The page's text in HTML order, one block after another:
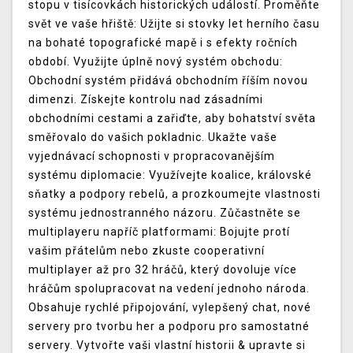
stopu v tisícovkách historických událostí. Proměňte
svět ve vaše hřiště: Užijte si stovky let herního času
na bohaté topografické mapě i s efekty ročních
období. Využijte úplně nový systém obchodu:
Obchodní systém přidává obchodním říším novou
dimenzi. Získejte kontrolu nad zásadními
obchodními cestami a zařiďte, aby bohatství světa
směřovalo do vašich pokladnic. Ukažte vaše
vyjednávací schopnosti v propracovanějším
systému diplomacie: Využívejte koalice, královské
sňatky a podpory rebelů, a prozkoumejte vlastnosti
systému jednostranného názoru. Zůčastněte se
multiplayeru napříč platformami: Bojujte protí
vašim přátelům nebo zkuste cooperativní
multiplayer až pro 32 hráčů, který dovoluje více
hráčům spolupracovat na vedení jednoho národa.
Obsahuje rychlé připojování, vylepšený chat, nové
servery pro tvorbu her a podporu pro samostatné
servery. Vytvořte vaši vlastní historii & upravte si